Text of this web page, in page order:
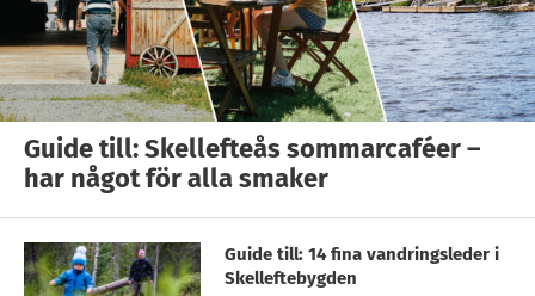
Guide till: Skellefteås sommarcaféer –
har något för alla smaker
Guide till: 14 fina vandringsleder i
Skelleftebygden